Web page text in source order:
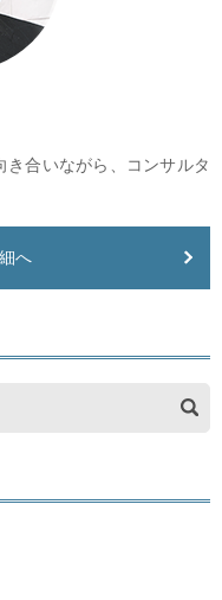
合いながら、コンサルタ
へ